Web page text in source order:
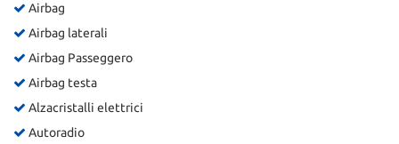
Airbag
Airbag laterali
Airbag Passeggero
Airbag testa
Alzacristalli elettrici
Autoradio